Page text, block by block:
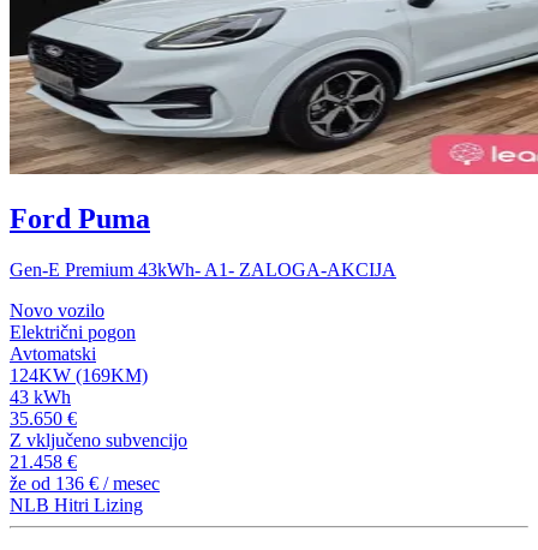
Ford Puma
Gen-E Premium 43kWh- A1- ZALOGA-AKCIJA
Novo vozilo
Električni pogon
Avtomatski
124KW (169KM)
43 kWh
35.650 €
Z vključeno subvencijo
21.458 €
že od 136 € / mesec
NLB Hitri Lizing